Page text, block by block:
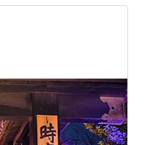
、いつもたくさん
イベント時は、ど
…